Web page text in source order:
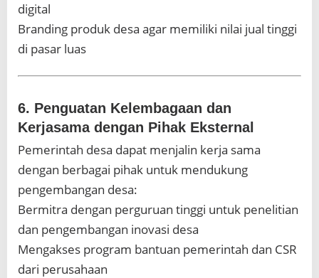
digital
Branding produk desa agar memiliki nilai jual tinggi
di pasar luas
6. Penguatan Kelembagaan dan
Kerjasama dengan Pihak Eksternal
Pemerintah desa dapat menjalin kerja sama
dengan berbagai pihak untuk mendukung
pengembangan desa:
Bermitra dengan perguruan tinggi untuk penelitian
dan pengembangan inovasi desa
Mengakses program bantuan pemerintah dan CSR
dari perusahaan